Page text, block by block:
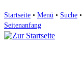
Startseite • Menü • Suche •
Seitenanfang